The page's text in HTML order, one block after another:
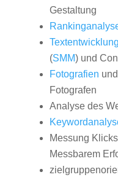
Gestaltung
Textentwicklung
(SMM) und
Fotografien
Fotografen
Analyse des
Messung
Messbarem